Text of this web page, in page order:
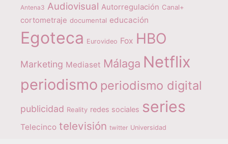
Antena3 Audiovisual Autorregulación Canal+
cortometraje documental educación
Egoteca Eurovideo Fox HBO
Marketing Mediaset Málaga Netflix
periodismo periodismo digital
publicidad Reality redes sociales series
Telecinco televisión twitter Universidad